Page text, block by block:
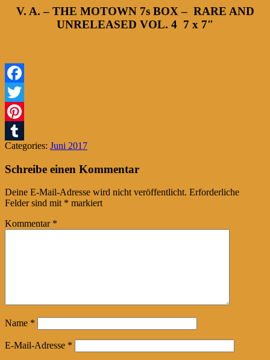
V. A. – THE MOTOWN 7s BOX – RARE AND
UNRELEASED VOL. 4 7 x 7″
Facebook
Twitter
Pinterest
Tumblr
Categories: Juni 2017
Schreibe einen Kommentar
Deine E-Mail-Adresse wird nicht veröffentlicht. Erforderliche
Felder sind mit * markiert
Kommentar *
Name *
E-Mail-Adresse *